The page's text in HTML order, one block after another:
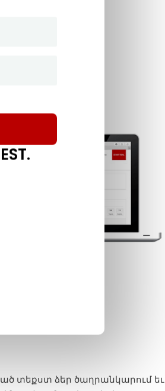
տեքստ ձեր ծաղրանկարում եւ